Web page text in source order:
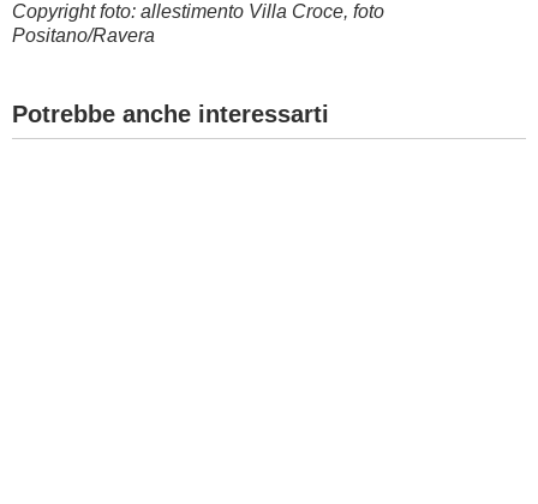
Copyright foto: allestimento Villa Croce, foto
Positano/Ravera
Potrebbe anche interessarti